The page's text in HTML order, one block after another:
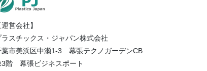
）
運営会社】
ラスチックス・ジャパン株式会社
葉市美浜区中瀬1-3 幕張テクノガーデンCB
3階 幕張ビジネスポート